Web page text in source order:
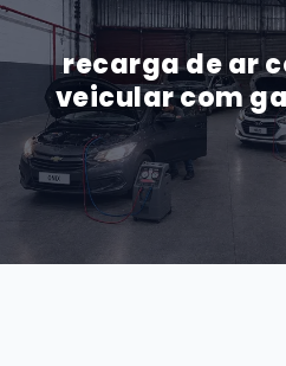
recarga de ar
veicular com